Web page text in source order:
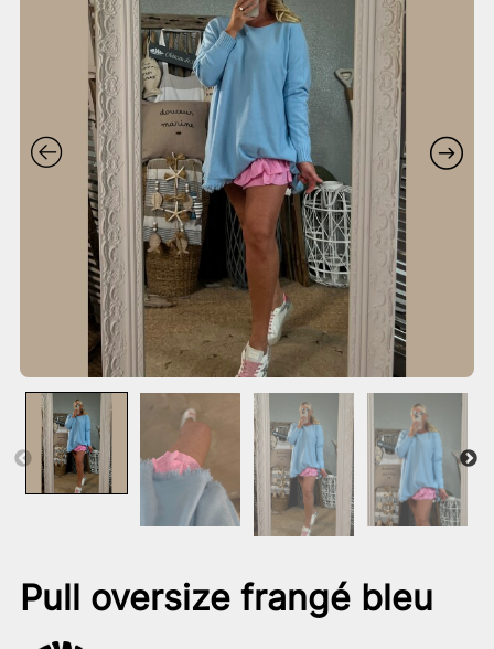
Pull oversize frangé bleu